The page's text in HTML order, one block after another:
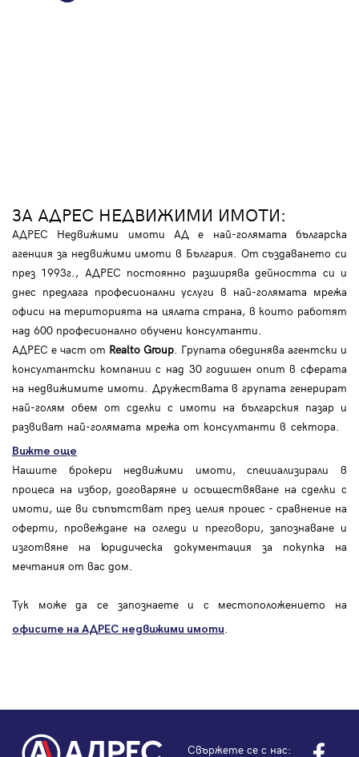
ЗА АДРЕС НЕДВИЖИМИ ИМОТИ:
АДРЕС Недвижими имоти АД е най-голямата българска
агенция за недвижими имоти в България. От създаването си
през 1993г., АДРЕС постоянно разширява дейността си и
днес предлага професионални услуги в най-голямата мрежа
офиси на територията на цялата страна, в които работят
над 600 професионално обучени консултанти.
АДРЕС е част от Realto Group . Групата обединява агентски и
консултантски компании с над 30 годишен опит в сферата
на недвижимите имоти. Дружествата в групата генерират
най-голям обем от сделки с имоти на българския пазар и
развиват най-голямата мрежа от консултанти в сектора.
Вижте още
Нашите брокери недвижими имоти, специализирали в
процеса на избор, договаряне и осъществяване на сделки с
имоти, ще ви съпътстват през целия процес - сравнение на
оферти, провеждане на огледи и преговори, запознаване и
изготвяне на юридическа документация за покупка на
мечтания от вас дом.
Тук може да се запознаете и с местоположението на
офисите на АДРЕС недвижими имоти
Свържете се с нас: